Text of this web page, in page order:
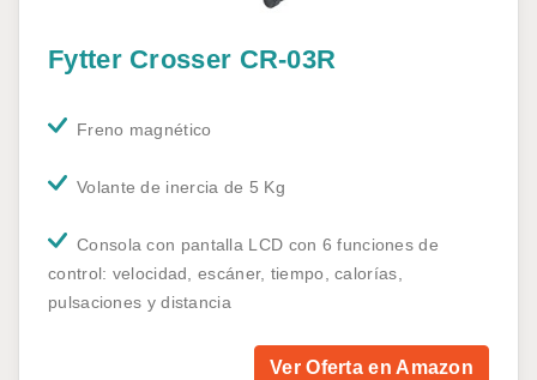
Fytter Crosser CR-03R
Freno magnético
Volante de inercia de 5 Kg
Consola con pantalla LCD con 6 funciones de
control: velocidad, escáner, tiempo, calorías,
pulsaciones y distancia
Ver Oferta en Amazon